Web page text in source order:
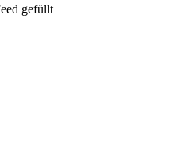
gefüllt